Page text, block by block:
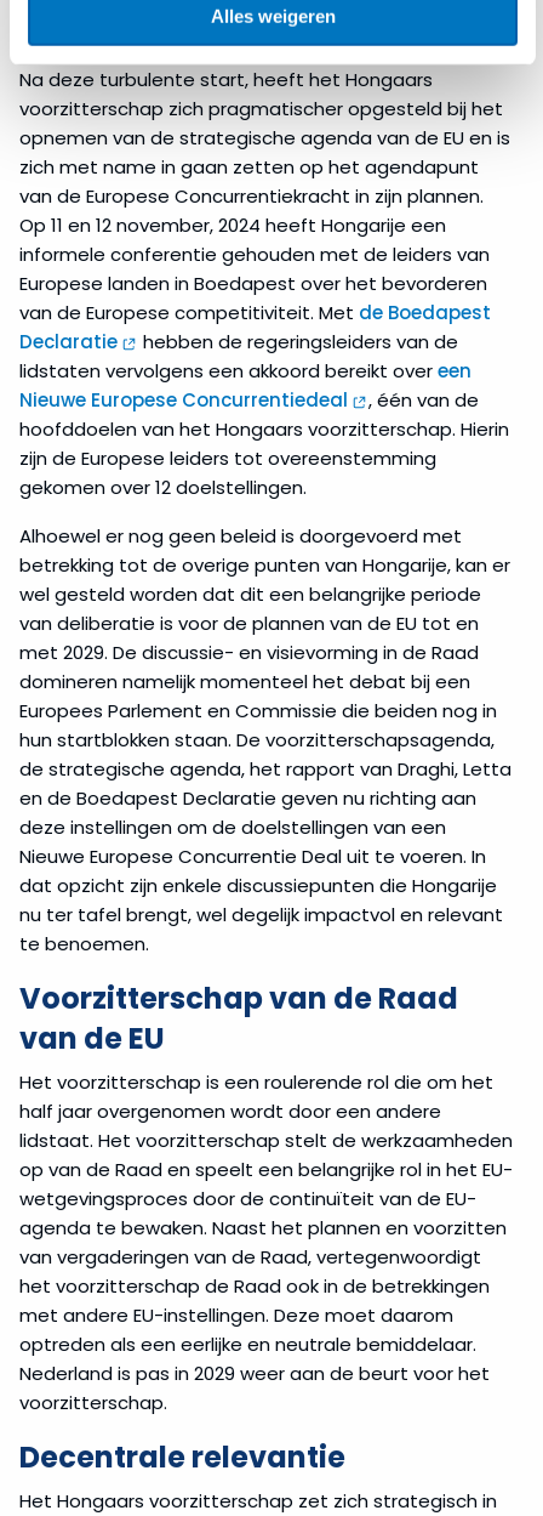
Alles weigeren
Hongaarse plannen.
Na deze turbulente start, heeft het Hongaars
voorzitterschap zich pragmatischer opgesteld bij het
opnemen van de strategische agenda van de EU en is
zich met name in gaan zetten op het agendapunt
van de Europese Concurrentiekracht in zijn plannen.
Op 11 en 12 november, 2024 heeft Hongarije een
informele conferentie gehouden met de leiders van
Europese landen in Boedapest over het bevorderen
van de Europese competitiviteit. Met de Boedapest
Declaratie
hebben de regeringsleiders van de
lidstaten vervolgens een akkoord bereikt overeen
Nieuwe Europese Concurrentiedeal
, één van de
hoofddoelen van het Hongaars voorzitterschap. Hierin
zijn de Europese leiders tot overeenstemming
gekomen over 12 doelstellingen.
Alhoewel er nog geen beleid is doorgevoerd met
betrekking tot de overige punten van Hongarije, kan er
wel gesteld worden dat dit een belangrijke periode
van deliberatie is voor de plannen van de EU tot en
met 2029. De discussie- en visievorming in de Raad
domineren namelijk momenteel het debat bij een
Europees Parlement en Commissie die beiden nog in
hun startblokken staan. De voorzitterschapsagenda,
de strategische agenda, het rapport van Draghi, Letta
en de Boedapest Declaratie geven nu richting aan
deze instellingen om de doelstellingen van een
Nieuwe Europese Concurrentie Deal uit te voeren. In
dat opzicht zijn enkele discussiepunten die Hongarije
nu ter tafel brengt, wel degelijk impactvol en relevant
te benoemen.
Voorzitterschap van de Raad
van de EU
Het voorzitterschap is een roulerende rol die om het
half jaar overgenomen wordt door een andere
lidstaat. Het voorzitterschap stelt de werkzaamheden
op van de Raad en speelt een belangrijke rol in het EU-
wetgevingsproces door de continuïteit van de EU-
agenda te bewaken. Naast het plannen en voorzitten
van vergaderingen van de Raad, vertegenwoordigt
het voorzitterschap de Raad ook in de betrekkingen
met andere EU-instellingen. Deze moet daarom
optreden als een eerlijke en neutrale bemiddelaar.
Nederland is pas in 2029 weer aan de beurt voor het
voorzitterschap.
Decentrale relevantie
Het Hongaars voorzitterschap zet zich strategisch in